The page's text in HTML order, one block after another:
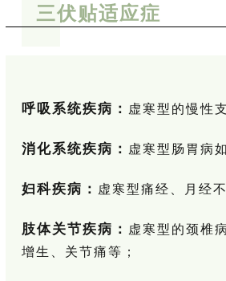
三伏贴适应症
呼吸系统疾病： 虚寒型的慢性
消化系统疾病： 虚寒型肠胃病
妇科疾病： 虚寒型痛经、月经
肢体关节疾病： 虚寒型的颈椎
增生、关节痛等；